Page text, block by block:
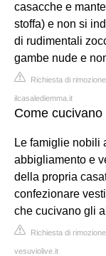
casacche e
stoffa) e non si
di rudimentali
gambe nude e
Richiesta di
ilcasalediemma.it
Come
Le famiglie nobili
abbigliamento e
della propria
confezionare
che cucivano gli
Richiesta di
vesuviolive.it